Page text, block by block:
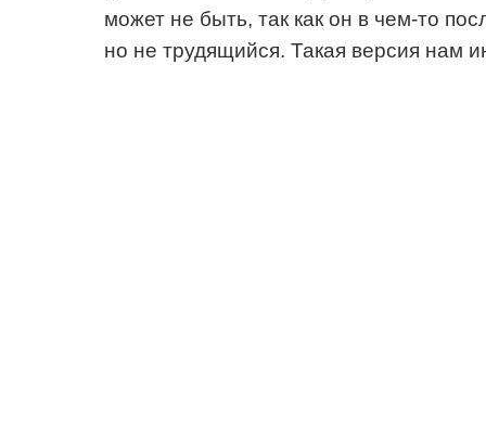
может не быть, так как он в чем-то
но не трудящийся. Такая версия нам